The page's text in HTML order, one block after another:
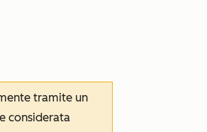
tramite un
considerata